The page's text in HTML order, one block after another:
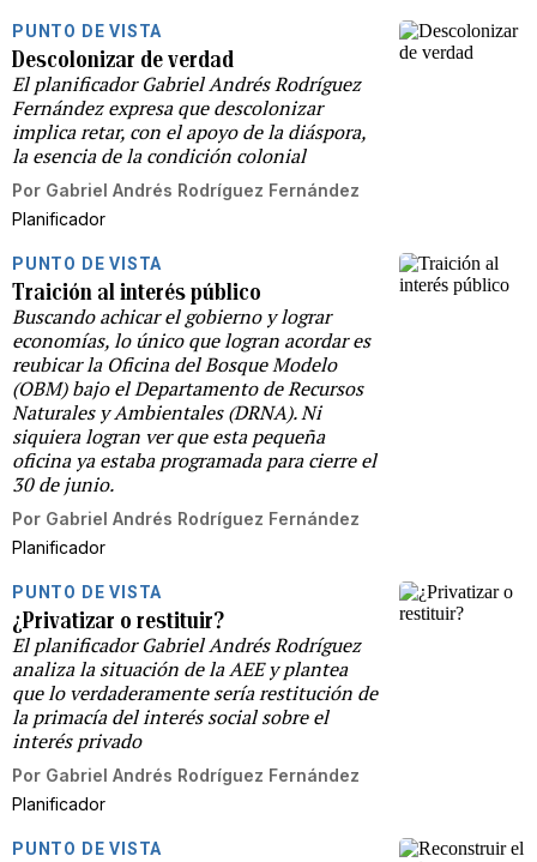
PUNTO DE VISTA
Descolonizar de verdad
El planificador Gabriel Andrés Rodríguez
Fernández expresa que descolonizar
implica retar, con el apoyo de la diáspora,
la esencia de la condición colonial
Por Gabriel Andrés Rodríguez Fernández
Planificador
PUNTO DE VISTA
Traición al interés público
Buscando achicar el gobierno y lograr
economías, lo único que logran acordar es
reubicar la Oficina del Bosque Modelo
(OBM) bajo el Departamento de Recursos
Naturales y Ambientales (DRNA). Ni
siquiera logran ver que esta pequeña
oficina ya estaba programada para cierre el
30 de junio.
Por Gabriel Andrés Rodríguez Fernández
Planificador
PUNTO DE VISTA
¿Privatizar o restituir?
El planificador Gabriel Andrés Rodríguez
analiza la situación de la AEE y plantea
que lo verdaderamente sería restitución de
la primacía del interés social sobre el
interés privado
Por Gabriel Andrés Rodríguez Fernández
Planificador
PUNTO DE VISTA